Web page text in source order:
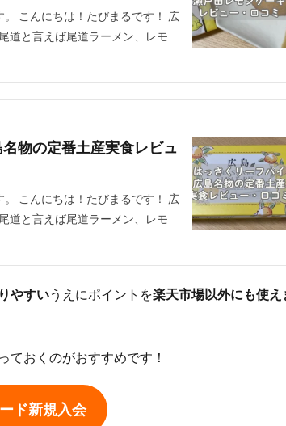
こんにちは！たびまるです！ 広
道と言えば尾道ラーメン、レモ
物の定番土産実食レビュ
こんにちは！たびまるです！ 広
道と言えば尾道ラーメン、レモ
やすいうえにポイントを楽天市場以外にも使え
ておくのがおすすめです！
ド新規入会